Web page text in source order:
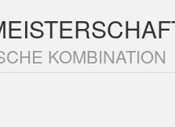
KOMBINATION